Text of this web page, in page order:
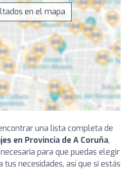
en el mapa
una lista completa de
en Provincia de A Coruña,
para que puedas elegir
necesidades, así que si estás